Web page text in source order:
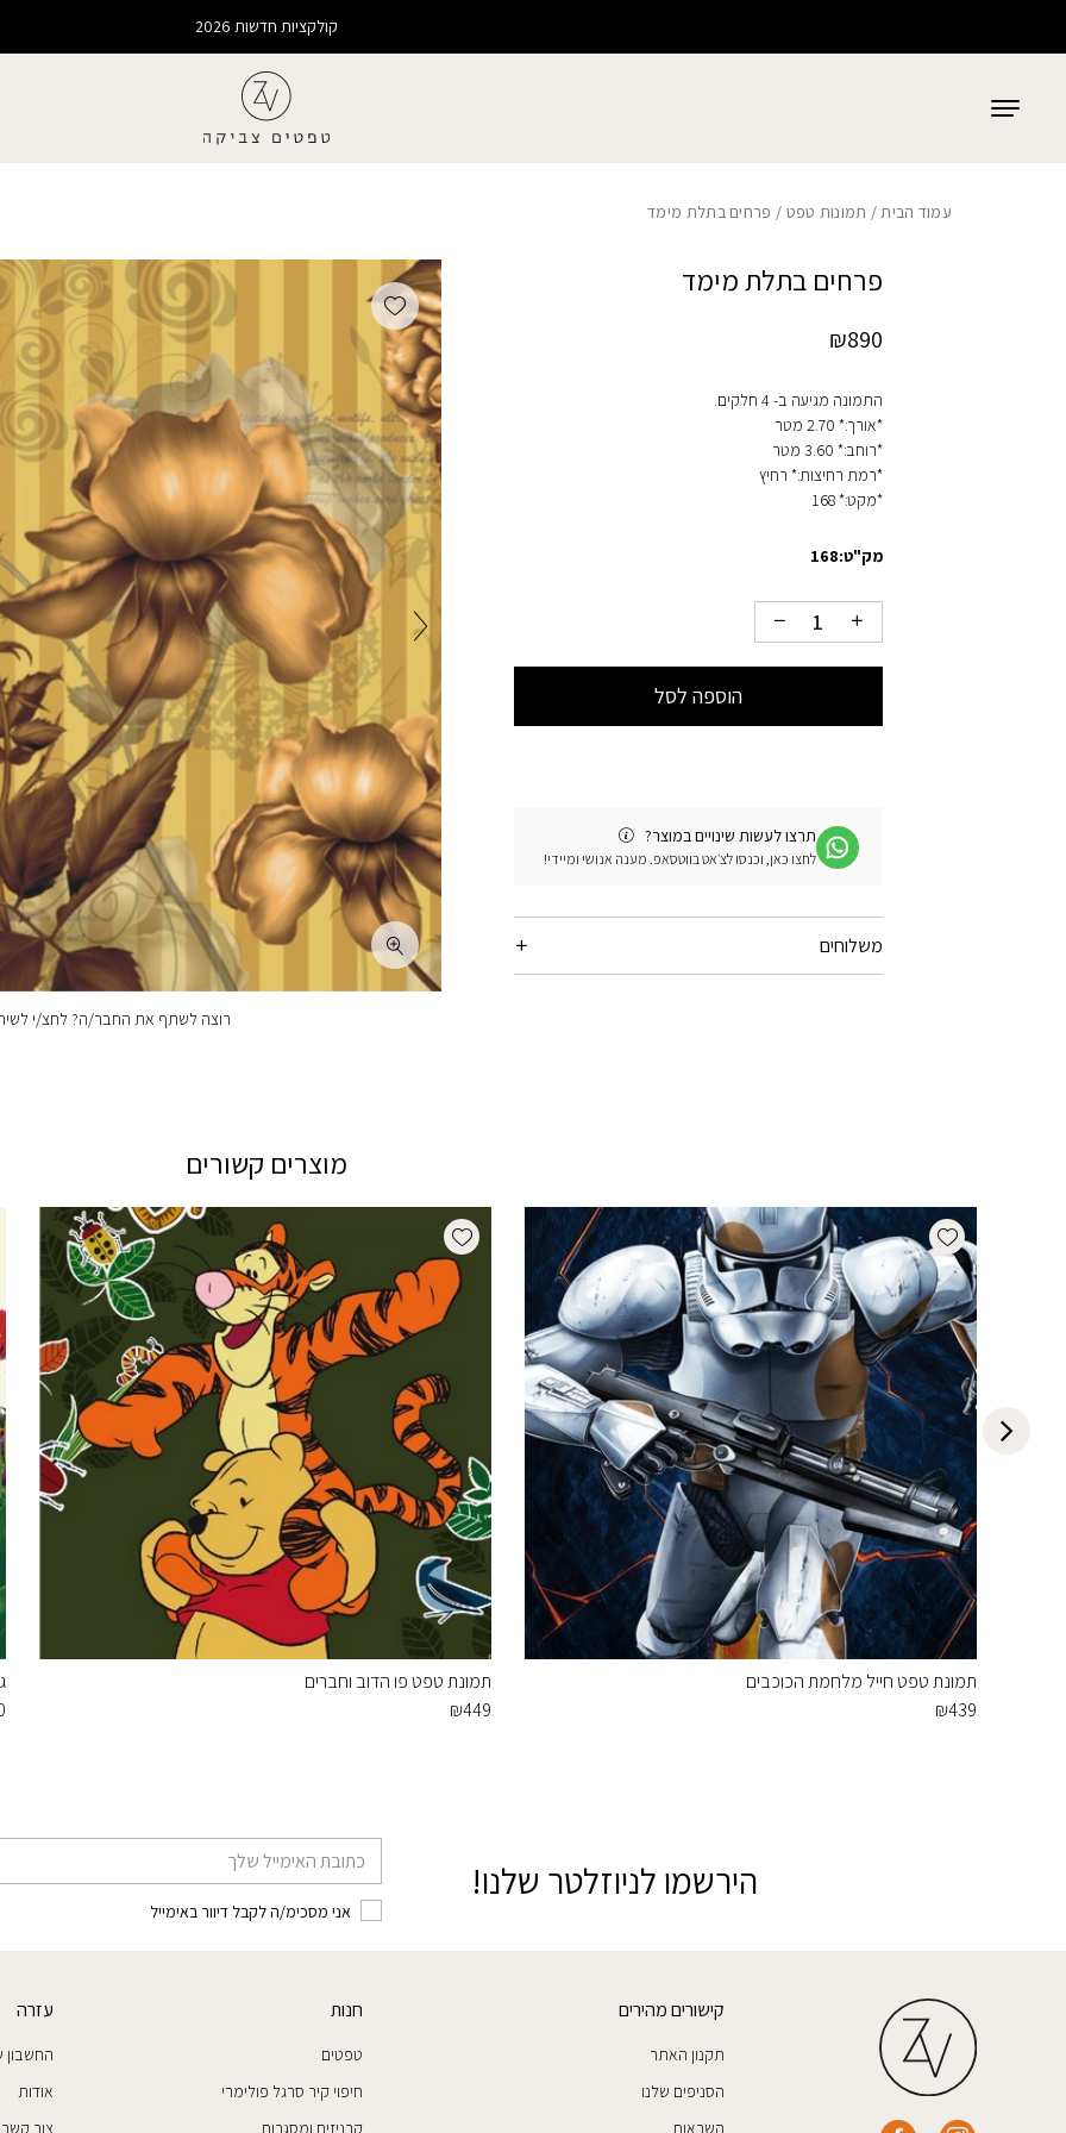
קולקציות חדשות 2026
עמוד הבית/ תמונות טפט / פרחים בתלת מימד
פרחים בתלת מימד
₪890
התמונה מגיעה ב- 4 חלקים.
*אורך:* 2.70 מטר
*רוחב:* 3.60 מטר
*רמת רחיצות:* רחיץ
*מקט:* 168
מק"ט:168
הוספה לסל
תרצו לעשות שינויים במוצר?
לחצו כאן, וכנסו לצ׳אט בווטסאפ. מענה אנושי ומיידי!
משלוחים
Add wishlist
רוצה לשתף את החבר/ה? לחצ/י
מוצרים קשורים
Add wishlist
תמונת טפט חייל מלחמת הכוכבים
₪439
Add wishlist
תמונת טפט פו הדוב וחברים
₪449
הירשמו לניוזלטר שלנו!
אני מסכימ/ה לקבל דיוור באימייל
קישורים מהירים
תקנון האתר
הסניפים שלנו
השראות
חנות
טפטים
חיפוי קיר סרגל פולימרי
קרניזים ומסגרות
עזרה
החשבון
אודות
צור קשר